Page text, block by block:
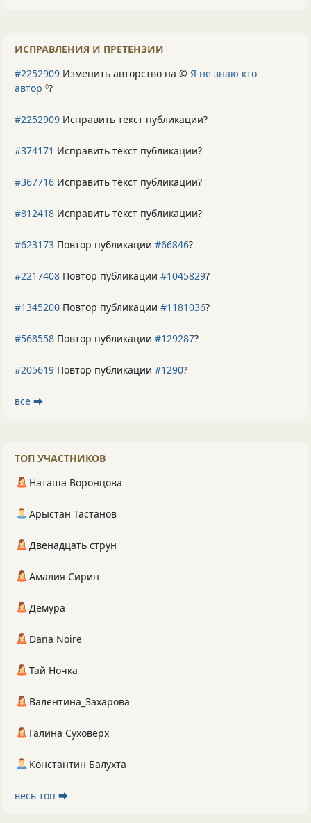
ИСПРАВЛЕНИЯ И ПРЕТЕНЗИИ
#2252909 Изменить авторство на © Я не знаю кто
автор 0?
#2252909 Исправить текст публикации?
#374171 Исправить текст публикации?
#367716 Исправить текст публикации?
#812418 Исправить текст публикации?
#623173 Повтор публикации #66846?
#2217408 Повтор публикации #1045829?
#1345200 Повтор публикации #1181036?
#568558 Повтор публикации #129287?
#205619 Повтор публикации #1290?
все ⮕
ТОП УЧАСТНИКОВ
Наташа Воронцова
Арыстан Тастанов
Двенадцать струн
Амалия Сирин
Демура
Dana Noire
Тай Ночка
Валентина_Захарова
Галина Суховерх
Константин Балухта
весь топ ⮕